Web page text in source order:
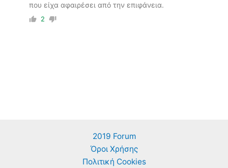
που είχα αφαιρέσει από την επιφάνεια.
2
2019 Forum
Όροι Χρήσης
Πολιτική Cookies